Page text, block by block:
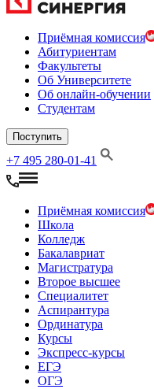
Приёмная комиссия
Абитуриентам
Факультеты
Об Университете
Об онлайн-обучении
Студентам
Поступить
+7 495 280-01-41
Приёмная комиссия
Школа
Колледж
Бакалавриат
Магистратура
Второе высшее
Специалитет
Аспирантура
Ординатура
Курсы
Экспресс-курсы
ЕГЭ
ОГЭ